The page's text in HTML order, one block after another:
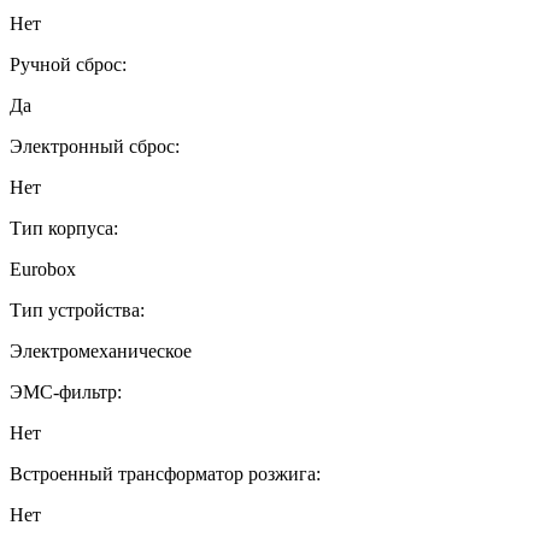
Нет
Ручной сброс:
Да
Электронный сброс:
Нет
Тип корпуса:
Eurobox
Тип устройства:
Электромеханическое
ЭМС-фильтр:
Нет
Встроенный трансформатор розжига:
Нет